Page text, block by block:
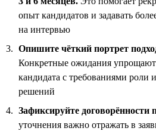
опыт кандидатов и задавать
на интервью
Опишите чёткий портрет
Конкретные ожидания упрощают
кандидата с требованиями роли
решений
Зафиксируйте договорённости
уточнения важно отражать в